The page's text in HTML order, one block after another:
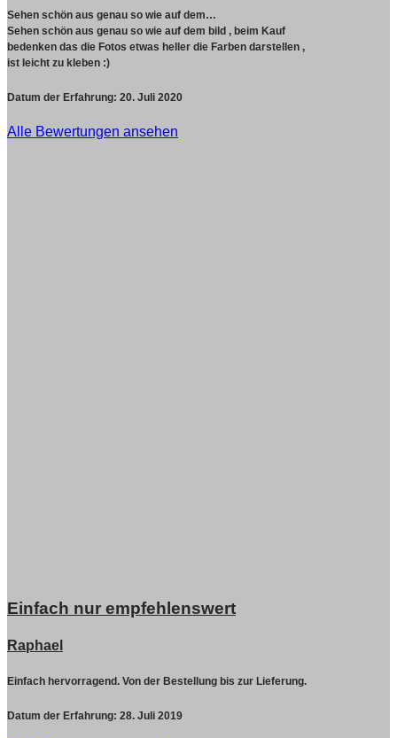
Sehen schön aus genau so wie auf dem…
Sehen schön aus genau so wie auf dem bild , beim Kauf
bedenken das die Fotos etwas heller die Farben darstellen ,
ist leicht zu kleben :)
Datum der Erfahrung: 20. Juli 2020
Alle Bewertungen ansehen
Einfach nur empfehlenswert
Raphael
Einfach hervorragend. Von der Bestellung bis zur Lieferung.
Datum der Erfahrung: 28. Juli 2019